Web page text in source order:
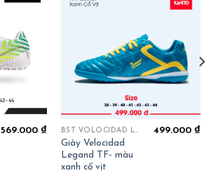
569.000₫ BST VOLOCIDAD LEGEND
Giày Velocidad
Legand TF- màu
xanh cổ vịt
499.000₫